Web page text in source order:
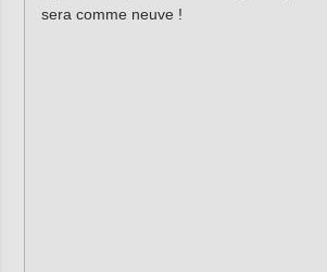
sera comme neuve !